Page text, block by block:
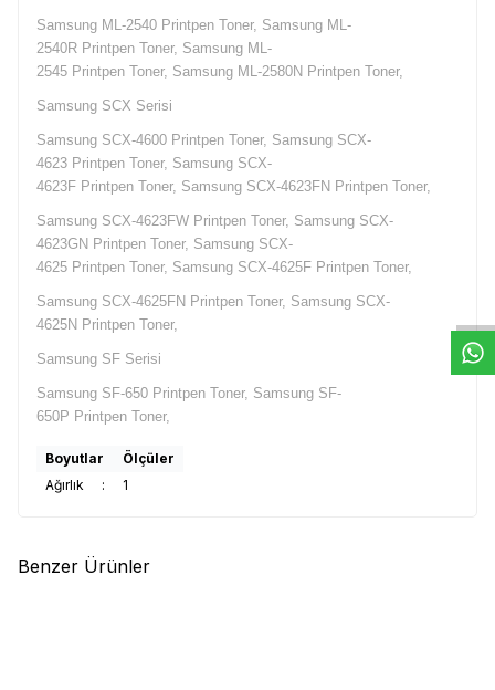
Samsung ML-2540 Printpen Toner, Samsung ML-
2540R Printpen Toner, Samsung ML-
2545 Printpen Toner, Samsung ML-2580N Printpen Toner,
Samsung SCX Serisi
Samsung SCX-4600 Printpen Toner, Samsung SCX-
4623 Printpen Toner, Samsung SCX-
4623F Printpen Toner, Samsung SCX-4623FN Printpen Toner,
Samsung SCX-4623FW Printpen Toner, Samsung SCX-
4623GN Printpen Toner, Samsung SCX-
4625 Printpen Toner, Samsung SCX-4625F Printpen Toner,
Samsung SCX-4625FN Printpen Toner, Samsung SCX-
4625N Printpen Toner,
Samsung SF Serisi
Samsung SF-650 Printpen Toner, Samsung SF-
650P Printpen Toner,
Boyutlar
Ölçüler
Ağırlık
: 1
Benzer Ürünler